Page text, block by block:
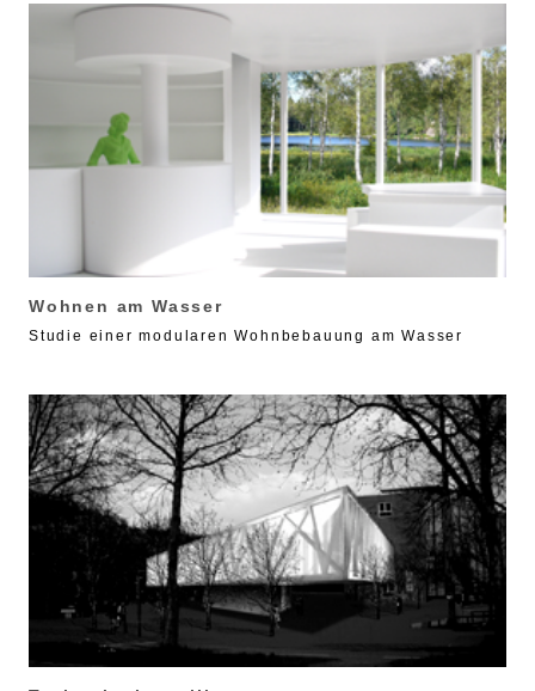
Wohnen am Wasser
Studie einer modularen Wohnbebauung am Wasser